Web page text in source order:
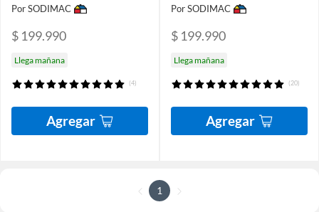
Por SODIMAC
$ 199.990
Llega mañana
(4)
Agregar
Por SODIMAC
$ 199.990
Llega mañana
(20)
Agregar
1